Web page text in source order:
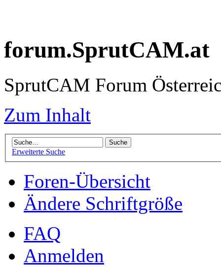
forum.SprutCAM.at
SprutCAM Forum
Zum Inhalt
Erweiterte Suche
Foren-Übersicht
Ändere Schriftgröße
FAQ
Anmelden